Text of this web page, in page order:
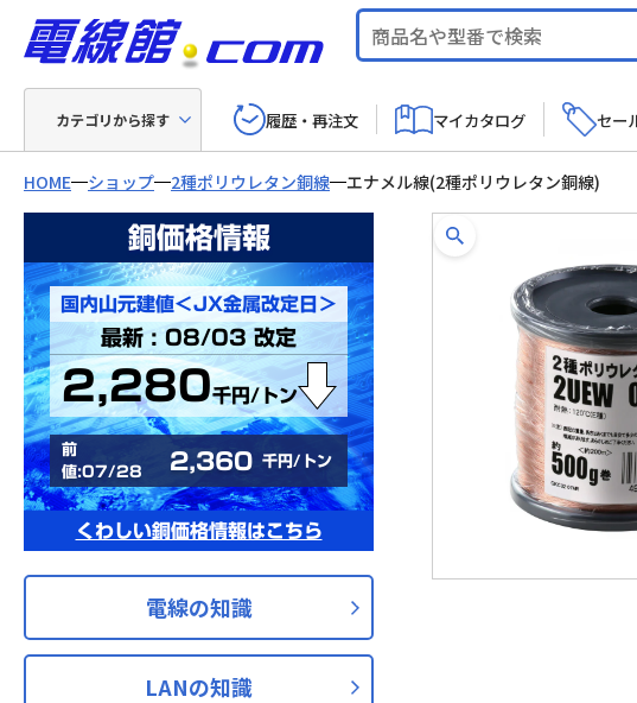
カテゴリから探す 履歴・再注文 マイカタログ セー
HOME ショップ 2種ポリウレタン銅線 エナメル線(2種ポリウレタン銅線)
銅価格情報
国内山元建値＜JX金属改定日＞
最新 : 08/03 改定
2,280千円/トン
前
値:07/28
2,360 千円/トン
くわしい銅価格情報はこちら
電線の知識
LANの知識